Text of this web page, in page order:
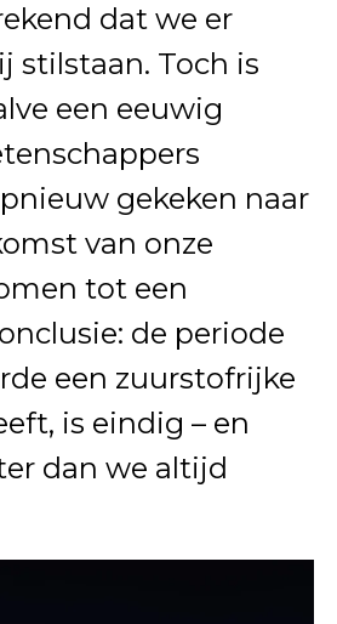
dat we er
stilstaan. Toch is
een eeuwig
gekeken naar
van onze
tot een
de periode
een zuurstofrijke
is eindig – en
dan we altijd